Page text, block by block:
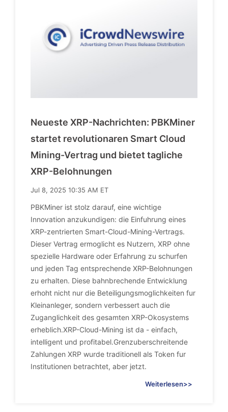
Neueste XRP-Nachrichten: PBKMiner
startet revolutionaren Smart Cloud
Mining-Vertrag und bietet tagliche
XRP-Belohnungen
Jul 8, 2025 10:35 AM ET
PBKMiner ist stolz darauf, eine wichtige
Innovation anzukundigen: die Einfuhrung eines
XRP-zentrierten Smart-Cloud-Mining-Vertrags.
Dieser Vertrag ermoglicht es Nutzern, XRP ohne
spezielle Hardware oder Erfahrung zu schurfen
und jeden Tag entsprechende XRP-Belohnungen
zu erhalten. Diese bahnbrechende Entwicklung
erhoht nicht nur die Beteiligungsmoglichkeiten fur
Kleinanleger, sondern verbessert auch die
Zuganglichkeit des gesamten XRP-Okosystems
erheblich.XRP-Cloud-Mining ist da - einfach,
intelligent und profitabel.Grenzuberschreitende
Zahlungen XRP wurde traditionell als Token fur
Institutionen betrachtet, aber jetzt.
Weiterlesen>>